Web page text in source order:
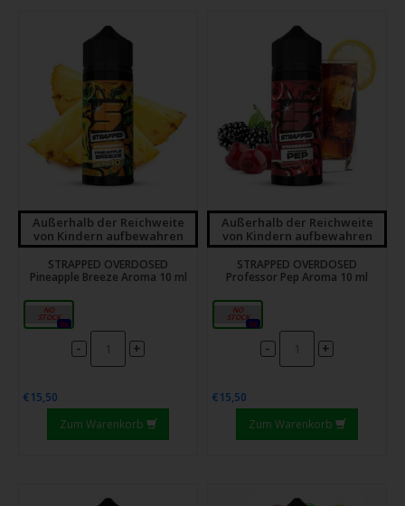
Außerhalb der Reichweite
von Kindern aufbewahren
STRAPPED OVERDOSED
Pineapple Breeze Aroma 10 ml
10ml
0x
- +
€15,50
Zum Warenkorb
Außerhalb der Reichweite
von Kindern aufbewahren
STRAPPED OVERDOSED
Professor Pep Aroma 10 ml
10ml
0x
- +
€15,50
Zum Warenkorb